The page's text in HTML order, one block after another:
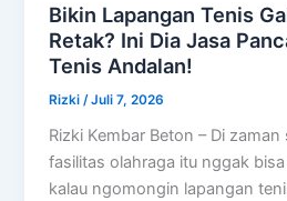
Bikin Lapangan Tenis
Retak? Ini Dia Jasa
Tenis Andalan!
Rizki /Juli 7, 2026
Rizki Kembar Beton – Di
fasilitas olahraga itu nggak
kalau ngomongin lapangan